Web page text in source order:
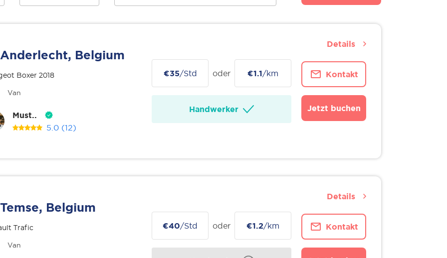
Anderlecht, Belgium
Boxer 2018
Van
Must..
5.0 (12)
€35/Std oder €1.1/km
Handwerker
Kontakt
Jetzt buchen
Details
Temse, Belgium
Trafic
Van
€40/Std oder €1.2/km Kontakt
Details